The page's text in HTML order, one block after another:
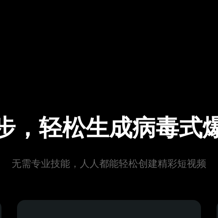
，轻松生成病毒式
无需专业技能，人人都能轻松创建精彩短视频